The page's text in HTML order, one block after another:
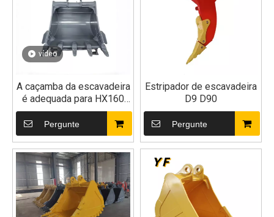
vídeo
A caçamba da escavadeira
é adequada para HX160
HX220AL HX300AL
HX360AL HX400AL
Pergunte
Estripador de escavadeira
D9 D90
Pergunte